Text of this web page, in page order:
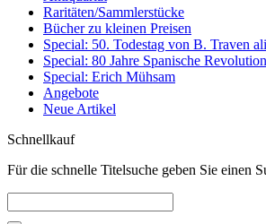
Raritäten/Sammlerstücke
Bücher zu kleinen Preisen
Special: 50. Todestag von B. Traven
Special: 80 Jahre Spanische
Special: Erich Mühsam
Angebote
Neue Artikel
Schnellkauf
Für die schnelle Titelsuche geben Sie einen